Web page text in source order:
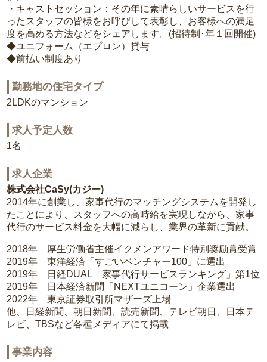
・キャストセッション：その年に素晴らしいサービスを行
ったスタッフの皆様をお呼びして表彰し、お客様への満足
度を高める方法などをシェアします。(招待制･年１回開催)
◆ユニフォーム（エプロン）貸与
◆前払い制度あり
勤務地の住宅タイプ
2LDKのマンション
求人予定人数
1名
求人企業
株式会社CaSy(カジー)
2014年に創業し、家事代行のマッチングシステムを開発し
たことにより、スタッフへの高時給を実現しながら、家事
代行のサービス料金を大幅に減らし、業界の革新に貢献。
2018年 厚生労働省主催イクメンアワード特別奨励賞受賞
2019年 東洋経済「すごいベンチャー100」に選出
2019年 日経DUAL「家事代行サービスランキング」第1位
2019年 日本経済新聞「NEXTユニコーン」企業選出
2022年 東京証券取引所マザーズ上場
他、日経新聞、朝日新聞、読売新聞、テレビ朝日、日本テ
レビ、TBSなど各種メディアにて掲載
事業内容